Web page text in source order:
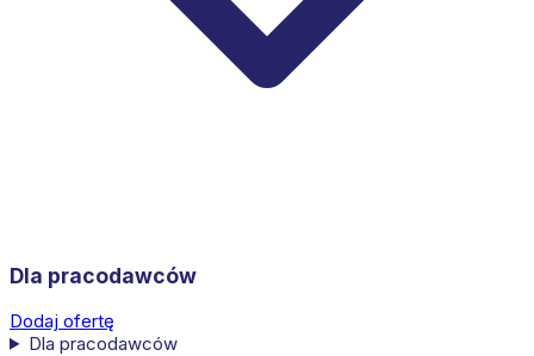
Dla pracodawców
Dodaj ofertę
Dla pracodawców